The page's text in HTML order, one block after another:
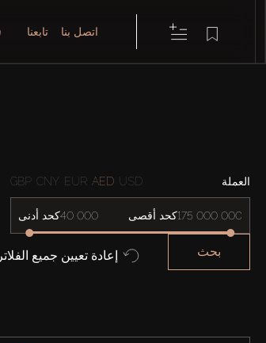
تابعنا اتصل بنا
العملة GBP CNY EUR AED USD
كحد أدنى كحد أقصى
إعادة تعيين جميع الفلاتر بحث